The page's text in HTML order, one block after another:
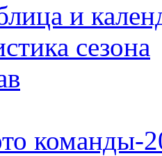
и
сезона
команды-